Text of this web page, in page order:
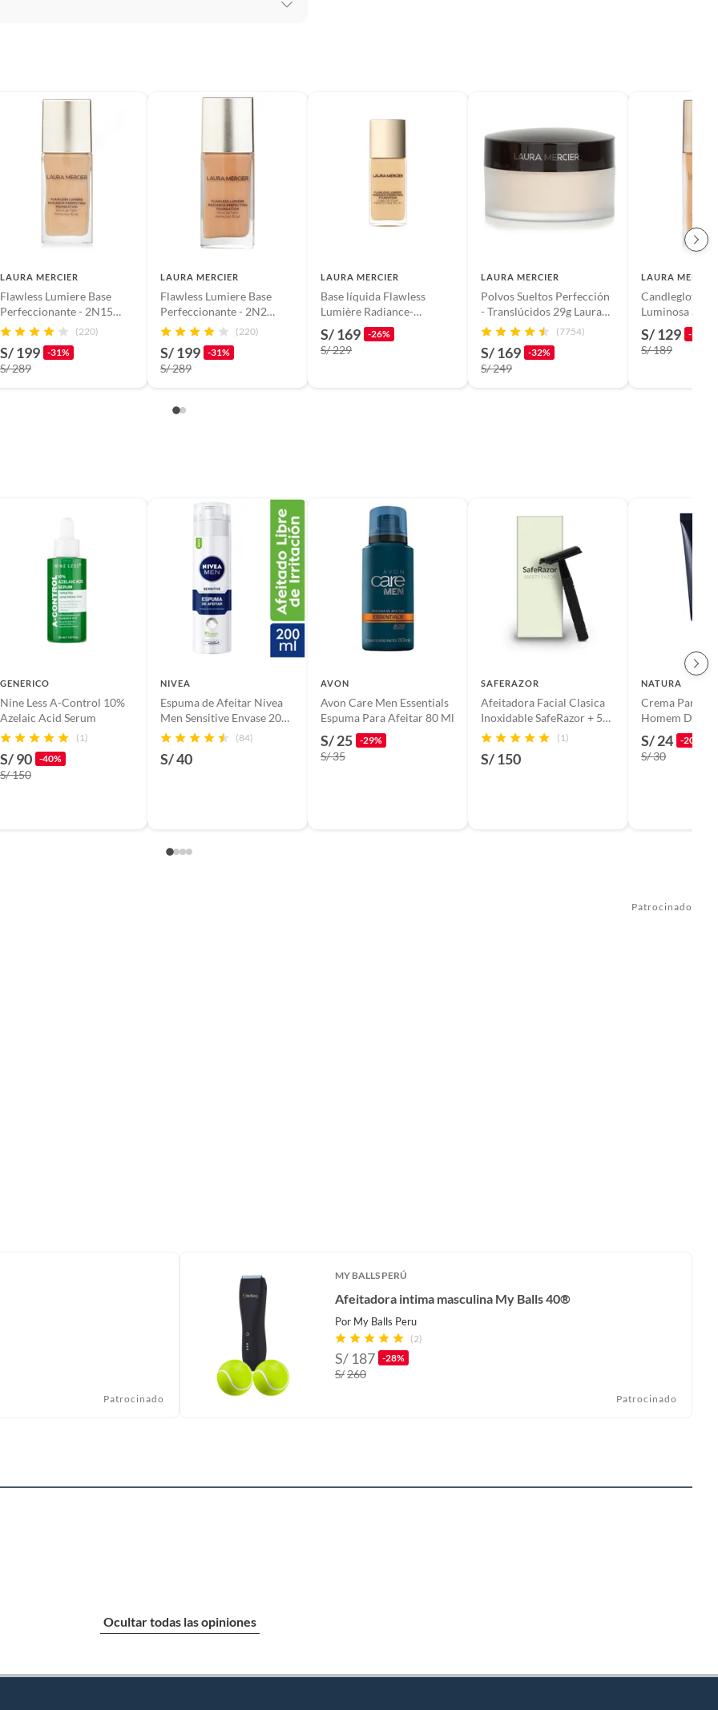
de piel
LAURA MERCIER
Flawless Lumiere Base
Perfeccionante - 2N15
Beige 30ml1oz
(220)
S/ 199 -31%
S/ 289
LAURA MERCIER
Flawless Lumiere Base
Perfeccionante - 2N2
Linen 30ml1oz
(220)
S/ 199 -31%
S/ 289
LAURA MERCIER
Base líquida Flawless
Lumière Radiance-
Perfecting tono 1N1
Creme 30 ml Laura
Mercier
S/ 169 -26%
S/ 229
LAURA MERCIER
Polvos Sueltos Perfección
- Translúcidos 29g Laura
Mercier
(7754)
S/ 169 -32%
S/ 249
LAURA
Candleglow
Luminosa Suave -
30ml Laura
S/ 129 -32%
S/ 189
GENERICO
Nine Less A-Control 10%
Azelaic Acid Serum
(1)
S/ 90 -40%
S/ 150
NIVEA
Espuma de Afeitar Nivea
Men Sensitive Envase 200
mL
(84)
S/ 40
AVON
Avon Care Men Essentials
Espuma Para Afeitar 80 Ml
S/ 25 -29%
S/ 35
SAFERAZOR
Afeitadora Facial Clasica
Inoxidable SafeRazor + 5
Hojas afeitar repuesto
(1)
S/ 150
NATURA
Crema Para
Homem De
S/ 24 -20%
S/ 30
Patrocinado
Patrocinado
MY BALLS PERÚ
Afeitadora intima masculina My Balls 40®
Por My Balls Peru
(2)
S/ 187 -28%
S/260
Patrocinado
Ocultar todas las opiniones